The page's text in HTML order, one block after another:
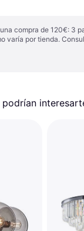
compra de 120€: 3
varía por tienda.